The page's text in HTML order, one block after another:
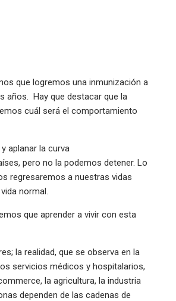
que logremos una inmunización a
años. Hay que destacar que la
cuál será el comportamiento
aplanar la curva
pero no la podemos detener. Lo
regresaremos a nuestras vidas
normal.
que aprender a vivir con esta
la realidad, que se observa en la
servicios médicos y hospitalarios,
la agricultura, la industria
dependen de las cadenas de